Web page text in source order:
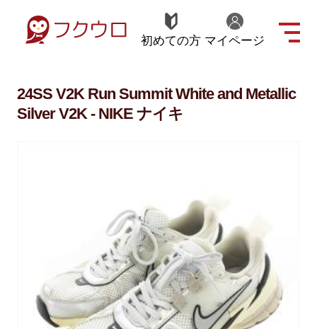
初めての方 マイページ
24SS V2K Run Summit White and Metallic
Silver V2K - NIKE ナイキ